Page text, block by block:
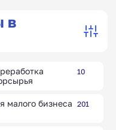
в
10
малого бизнеса 201